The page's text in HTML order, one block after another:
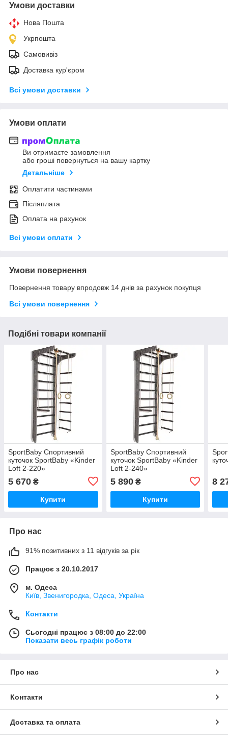
Умови доставки
Нова Пошта
Укрпошта
Самовивіз
Доставка кур'єром
Всі умови доставки
Умови оплати
Ви отримаєте замовлення
або гроші повернуться на вашу картку
Детальніше
Оплатити частинами
Післяплата
Оплата на рахунок
Всі умови оплати
Умови повернення
Повернення товару впродовж 14 днів за рахунок покупця
Всі умови повернення
Подібні товари компанії
SportBaby Спортивний
куточок SportBaby «Kinder
Loft 2-220»
5 670 ₴
Купити
SportBaby Спортивний
куточок SportBaby «Kinder
Loft 2-240»
5 890₴
Купити
8
Про нас
91% позитивних з 11 відгуків за рік
Працює з 20.10.2017
м. Одеса
Київ, Звенигородка, Одеса, Україна
Контакти
Сьогодні працює з 08:00 до 22:00
Показати весь графік роботи
Про нас
Контакти
Доставка та оплата